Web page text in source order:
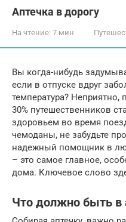
Аптечка в дорогу
На чтение: 7 мин
Вы когда-нибудь
если в отпуске вдруг
температура? Неприятно,
30% путешественников
здоровьем во время
чемоданы, не забудьте
надежный помощник в
– это самое главное,
дома. Ключевое слово
Что должно быть в